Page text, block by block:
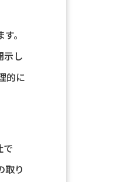
。
示し
的に
で
取り